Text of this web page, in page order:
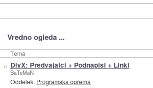
Vredno ogleda ...
Tema
» DivX: Predvajalci + Podnapisi + Linki
BaTeMaN
Oddelek: Programska oprema